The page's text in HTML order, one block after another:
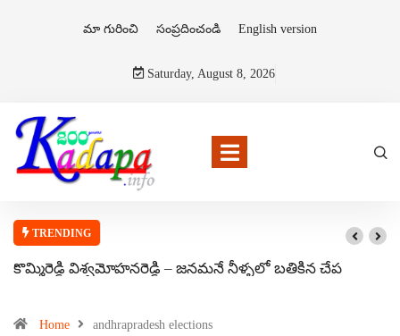
మా గురించి సంప్రదించండి English version
Saturday, August 8, 2026
TRENDING
కొమ్మిరెడ్డి విశ్వమోహనరెడ్డి – జనమనే నీళ్ళలో బతికిన చేప
Home andhrapradesh elections